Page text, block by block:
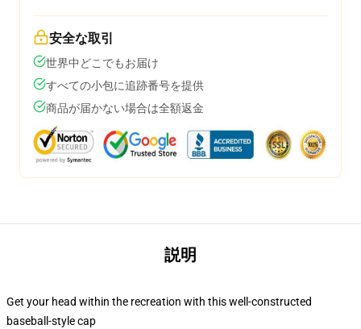
安全な取引
世界中どこでもお届け
すべての小包に追跡番号を提供
商品が届かない場合は全額返金
説明
Get your head within the recreation with this well-constructed
baseball-style cap